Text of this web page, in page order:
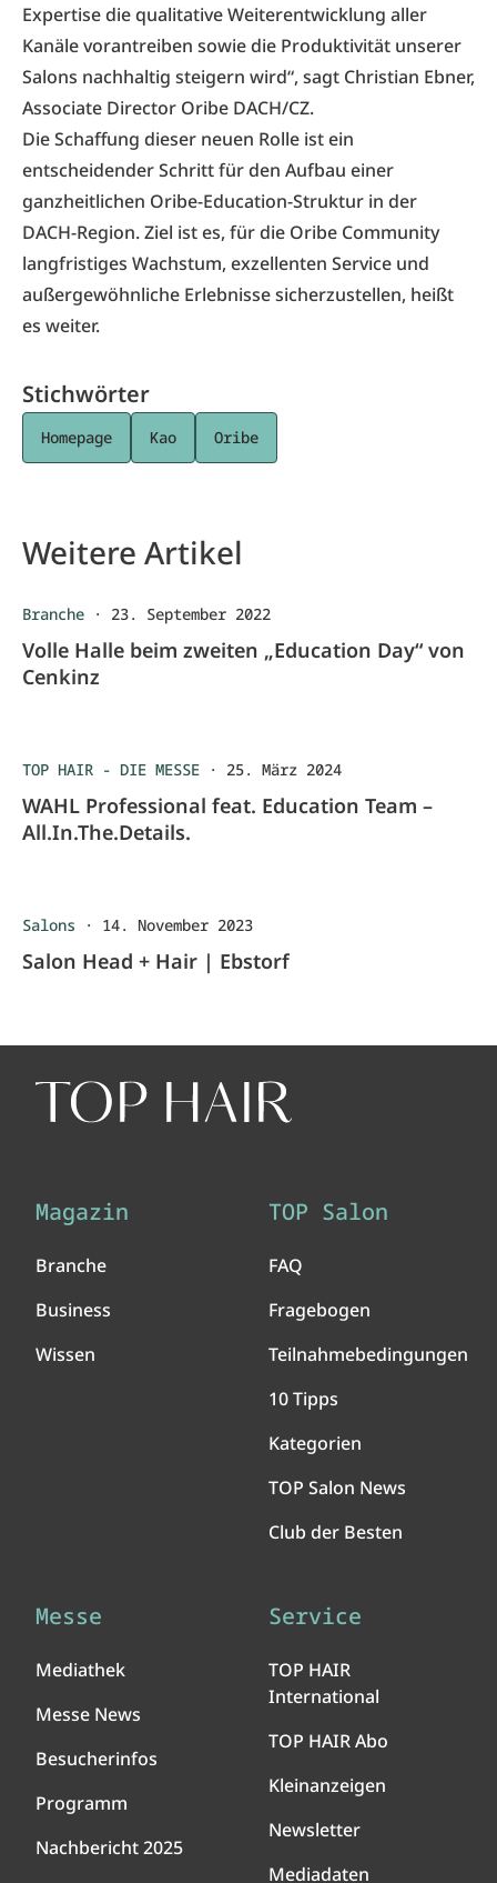
Expertise die qualitative Weiterentwicklung aller
Kanäle vorantreiben sowie die Produktivität unserer
Salons nachhaltig steigern wird“, sagt Christian Ebner,
Associate Director Oribe DACH/CZ.
Die Schaffung dieser neuen Rolle ist ein
entscheidender Schritt für den Aufbau einer
ganzheitlichen Oribe-Education-Struktur in der
DACH-Region. Ziel ist es, für die Oribe Community
langfristiges Wachstum, exzellenten Service und
außergewöhnliche Erlebnisse sicherzustellen, heißt
es weiter.
Stichwörter
Homepage Kao Oribe
Weitere Artikel
Branche · 23. September 2022
Volle Halle beim zweiten „Education Day“ von
Cenkinz
TOP HAIR - DIE MESSE · 25. März 2024
WAHL Professional feat. Education Team –
All.In.The.Details.
Salons · 14. November 2023
Salon Head + Hair | Ebstorf
Magazin
Branche
Business
Wissen
TOP Salon
FAQ
Fragebogen
Teilnahmebedingungen
10 Tipps
Kategorien
TOP Salon News
Club der Besten
Messe
Mediathek
Messe News
Besucherinfos
Programm
Nachbericht 2025
Service
TOP HAIR
International
TOP HAIR Abo
Kleinanzeigen
Newsletter
Mediadaten